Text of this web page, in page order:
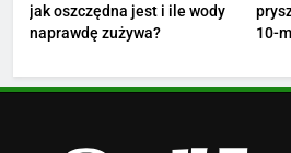
4
jak oszczędna jest i ile wody
naprawdę zużywa?
10-